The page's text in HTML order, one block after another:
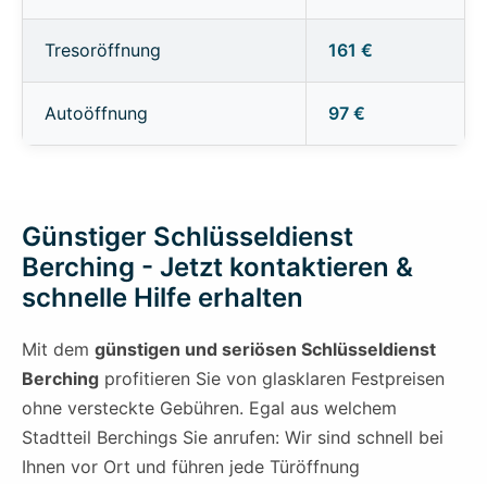
Tresoröffnung 161 €
Autoöffnung 97 €
Günstiger Schlüsseldienst
Berching - Jetzt kontaktieren &
schnelle Hilfe erhalten
Mit dem günstigen und seriösen Schlüsseldienst
Berching profitieren Sie von glasklaren Festpreisen
ohne versteckte Gebühren. Egal aus welchem
Stadtteil Berchings Sie anrufen: Wir sind schnell bei
Ihnen vor Ort und führen jede Türöffnung